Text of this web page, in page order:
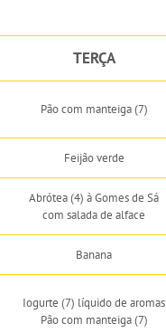
TERÇA
Pão com manteiga (7)
Feijão verde
Abrótea (4) à Gomes de Sá
com salada de alface
Banana
Iogurte (7) líquido de aromas
Pão com manteiga (7)